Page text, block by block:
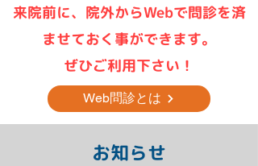
来院前に、院外からWebで問診を済
ませておく事ができます。​
ぜひご利用下さい！
Web問診とは
​お知らせ